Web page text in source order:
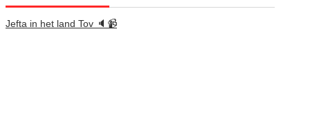
Jefta in het land Tov 🔈📹